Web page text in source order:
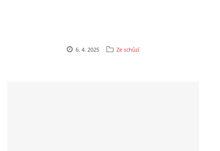
6. 4. 2025 Ze schůzí